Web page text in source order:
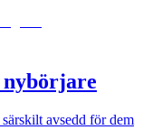
avsedd för dem